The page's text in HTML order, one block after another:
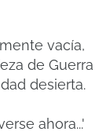
vacía,
de Guerra
desierta.
ahora...'